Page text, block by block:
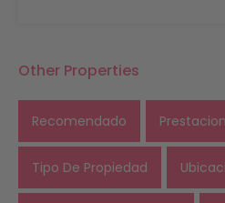
Other Properties
Recomendado
Tipo De Propiedad